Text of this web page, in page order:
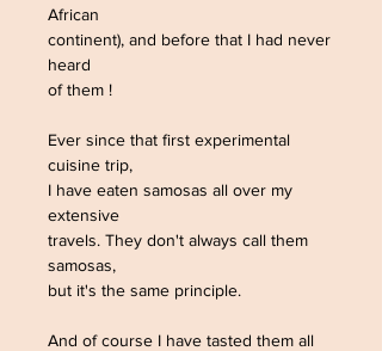
African
continent), and before that I had never
heard
of them !
Ever since that first experimental
cuisine trip,
I have eaten samosas all over my
extensive
travels. They don't always call them
samosas,
but it's the same principle.
And of course I have tasted them all